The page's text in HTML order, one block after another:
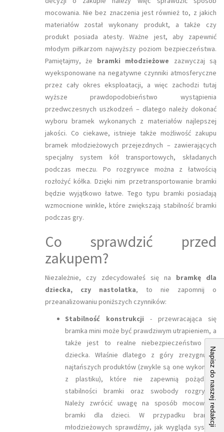
mocowania. Nie bez znaczenia jest również to, z jakich
materiałów został wykonany produkt, a także czy
produkt posiada atesty. Ważne jest, aby zapewnić
młodym piłkarzom najwyższy poziom bezpieczeństwa.
Pamiętajmy, że bramki młodzieżowe zazwyczaj są
wyeksponowane na negatywne czynniki atmosferyczne
przez cały okres eksploatacji, a więc zachodzi tutaj
wyższe prawdopodobieństwo wystąpienia
przedwczesnych uszkodzeń – dlatego należy dokonać
wyboru bramek wykonanych z materiałów najlepszej
jakości. Co ciekawe, istnieje także możliwość zakupu
bramek młodzieżowych przejezdnych – zawierających
specjalny system kół transportowych, składanych
podczas meczu. Po rozgrywce można z łatwością
rozłożyć kółka. Dzięki nim przetransportowanie bramki
będzie wyjątkowo łatwe. Tego typu bramki posiadają
wzmocnione winkle, które zwiększają stabilność bramki
podczas gry.
Co sprawdzić przed
zakupem?
Niezależnie, czy zdecydowałeś się na bramkę dla
dziecka, czy nastolatka, to nie zapomnij o
przeanalizowaniu poniższych czynników:
Stabilność konstrukcji - przewracająca się
bramka mini może być prawdziwym utrapieniem, a
także jest to realne niebezpieczeństwo dla
dziecka. Właśnie dlatego z góry zrezygnuj z
najtańszych produktów (zwykle są one wykonane
z plastiku), które nie zapewnią pożądanej
stabilności bramki oraz swobody rozgrywki.
Należy zwrócić uwagę na sposób mocowania
bramki dla dzieci. W przypadku bramek
młodzieżowych sprawdźmy, jak wygląda system
Napisz do naszej redakcji